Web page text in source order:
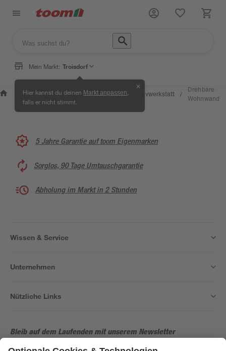
Mein Markt: Troisdorf
Hier kannst du deinen Markt anpassen
falls er nicht stimmt.
✕
Wissen &
Service
/
Selbermachen &
Ratgeber
/ Kreativwerkstatt /
Drehbare
Wohnwand
5 Jahre Garantie auf toom Eigenmarken
Sorglos, 90 Tage Umtauschgarantie
Abholung im Markt in 2 Stunden
Wissen & Service
Unternehmen
Nützliche Links
Bleib auf dem Laufenden mit unserem Newsletter
Der toom Newsletter: Keine Angebote und Aktionen mehr verpassen!